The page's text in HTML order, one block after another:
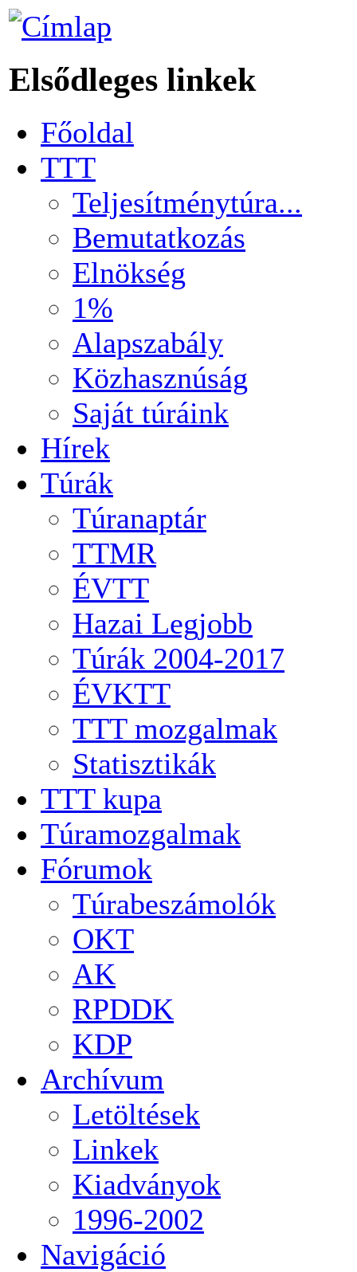
Elsődleges linkek
Főoldal
TTT
Teljesítménytúra...
Bemutatkozás
Elnökség
1%
Alapszabály
Közhasznúság
Saját túráink
Hírek
Túrák
Túranaptár
TTMR
ÉVTT
Hazai Legjobb
Túrák 2004-2017
ÉVKTT
TTT mozgalmak
Statisztikák
TTT kupa
Túramozgalmak
Fórumok
Túrabeszámolók
OKT
AK
RPDDK
KDP
Archívum
Letöltések
Linkek
Kiadványok
1996-2002
Navigáció